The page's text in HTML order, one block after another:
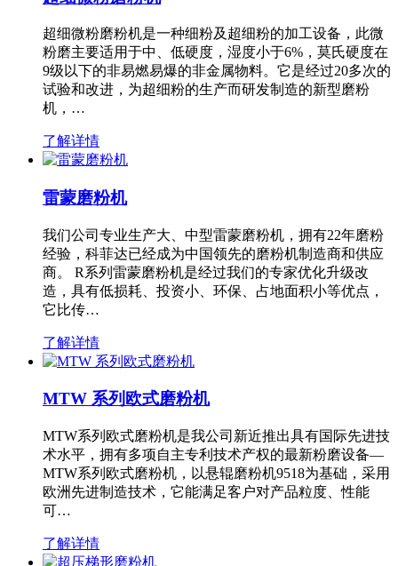
超细微粉磨粉机是一种细粉及超细粉的加工设备，此微
粉磨主要适用于中、低硬度，湿度小于6%，莫氏硬度在
9级以下的非易燃易爆的非金属物料。它是经过20多次的
试验和改进，为超细粉的生产而研发制造的新型磨粉
机，…
了解详情
雷蒙磨粉机
我们公司专业生产大、中型雷蒙磨粉机，拥有22年磨粉
经验，科菲达已经成为中国领先的磨粉机制造商和供应
商。 R系列雷蒙磨粉机是经过我们的专家优化升级改
造，具有低损耗、投资小、环保、占地面积小等优点，
它比传…
了解详情
MTW 系列欧式磨粉机
MTW系列欧式磨粉机是我公司新近推出具有国际先进技
术水平，拥有多项自主专利技术产权的最新粉磨设备—
MTW系列欧式磨粉机，以悬辊磨粉机9518为基础，采用
欧洲先进制造技术，它能满足客户对产品粒度、性能
可…
了解详情